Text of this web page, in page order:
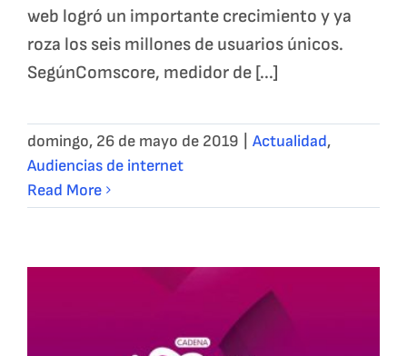
web logró un importante crecimiento y ya
roza los seis millones de usuarios únicos.
SegúnComscore, medidor de [...]
domingo, 26 de mayo de 2019 Actualidad,
Audiencias de internet
Read More